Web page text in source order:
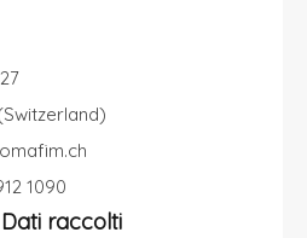
1090
raccolti